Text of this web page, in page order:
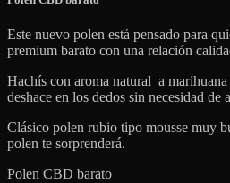
Este nuevo polen está pensado para
premium barato con una relación
Hachís con aroma natural a
deshace en los dedos sin necesidad de
Clásico polen rubio tipo mousse muy
polen te sorprenderá.
Polen CBD barato